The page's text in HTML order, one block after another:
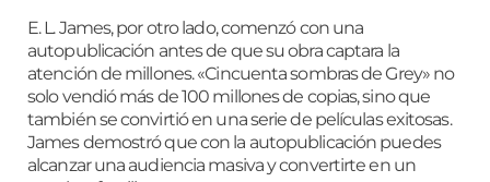
E. L. James, por otro lado, comenzó con una
autopublicación antes de que su obra captara la
atención de millones. «Cincuenta sombras de Grey» no
solo vendió más de 100 millones de copias, sino que
también se convirtió en una serie de películas exitosas.
James demostró que con la autopublicación puedes
alcanzar una audiencia masiva y convertirte en un